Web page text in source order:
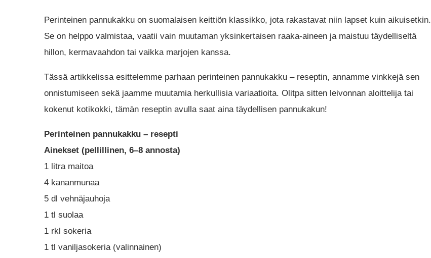
Perinteinen pannukakku on suomalaisen keittiön klassikko, jota rakastavat niin lapset kuin aikuisetkin.
Se on helppo valmistaa, vaatii vain muutaman yksinkertaisen raaka-aineen ja maistuu täydelliseltä
hillon, kermavaahdon tai vaikka marjojen kanssa.
Tässä artikkelissa esittelemme parhaan perinteinen pannukakku – reseptin, annamme vinkkejä sen
onnistumiseen sekä jaamme muutamia herkullisia variaatioita. Olitpa sitten leivonnan aloittelija tai
kokenut kotikokki, tämän reseptin avulla saat aina täydellisen pannukakun!
Perinteinen pannukakku – resepti
Ainekset (pellillinen, 6–8 annosta)
1 litra maitoa
4 kananmunaa
5 dl vehnäjauhoja
1 tl suolaa
1 rkl sokeria
1 tl vaniljasokeria (valinnainen)